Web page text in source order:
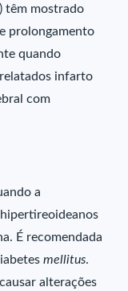
têm mostrado
prolongamento
quando
infarto
com
a
É recomendada
mellitus.
alterações